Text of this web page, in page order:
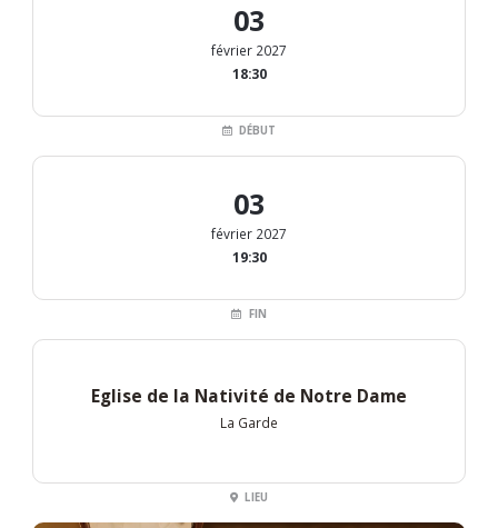
03
février 2027
18:30
DÉBUT
03
février 2027
19:30
FIN
Eglise de la Nativité de Notre Dame
La Garde
LIEU